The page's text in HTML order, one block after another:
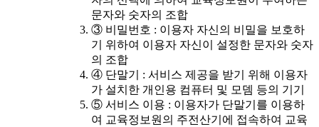
문자와 숫자의 조합
③ 비밀번호 : 이용자 자신의 비밀을 보호하
기 위하여 이용자 자신이 설정한 문자와 숫자
의 조합
④ 단말기 : 서비스 제공을 받기 위해 이용자
가 설치한 개인용 컴퓨터 및 모뎀 등의 기기
⑤ 서비스 이용 : 이용자가 단말기를 이용하
여 교육정보원의 주전산기에 접속하여 교육